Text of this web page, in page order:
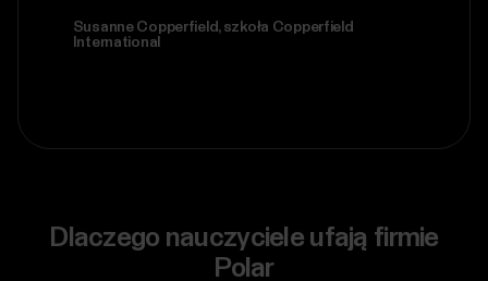
Susanne Copperfield, szkoła Copperfield
International
Dlaczego nauczyciele ufają firmie
Polar